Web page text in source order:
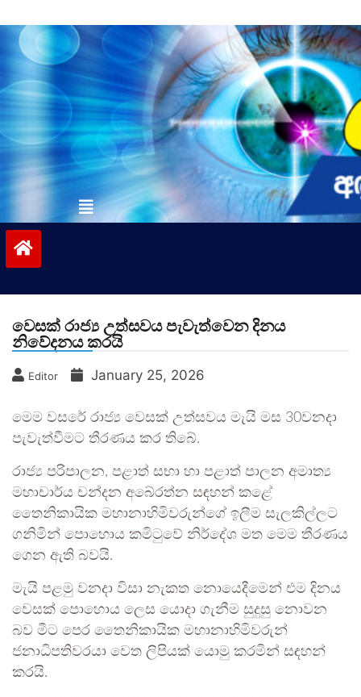
to
contentvinivida.lk
වෙසක් රාජ්‍ය උත්සවය පැවැත්වෙන දිනය
නිවේදනය කරයි
Editor January 25, 2026
මෙම වසරේ රාජ්‍ය වෙසක් උත්සවය මැයි මස 30වනදා
පැවැත්වීමට තීරණය කර තිබේ.
රාජ්‍ය පරිපාලන, පළාත් සභා හා පළාත් පාලන අමාත්‍ය
මහාචාර්ය චන්දන අබේරත්න සඳහන් කළේ
තෛනිකායික මහානාහිමිවරුන්ගේ ඉලීම සැලකිල්ලට
ගනිමින් පොහොය කමිටුවේ නිර්දේශ මත මෙම තීරණය
ගෙන ඇති බවයි.
මැයි පළමු වනදා විසා නැකත නොයෙදීමෙන් එම දිනය
වෙසක් පොහොය ලෙස යොදා ගැනීම සුදුසු නොවන
බව මීට පෙර තෛනිකායික මහානාහිමිවරුන්
ජනාධිපතිවරයා වෙත ලිපියක් යොමු කරමින් සඳහන්
කරයි.